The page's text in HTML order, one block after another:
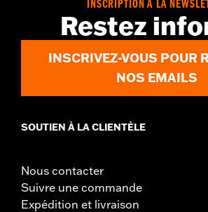
INSCRIPTION À LA
Restez
INSCRIVEZ-VOUS POUR
NOS EMAILS
SOUTIEN À LA CLIENTÈLE
Nous contacter
Suivre une commande
Expédition et livraison